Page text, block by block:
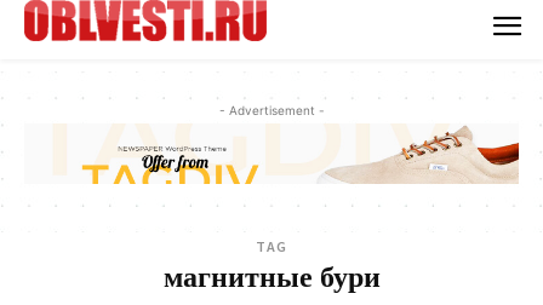
- Advertisement -
TAG
магнитные бури